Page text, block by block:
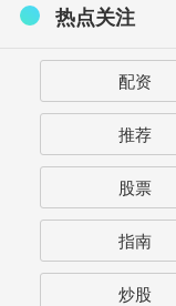
热点关注
配资
推荐
股票
指南
炒股